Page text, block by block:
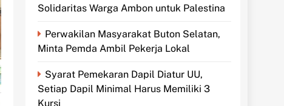
Solidaritas Warga Ambon untuk Palestina
Perwakilan Masyarakat Buton Selatan,
Minta Pemda Ambil Pekerja Lokal
Syarat Pemekaran Dapil Diatur UU,
Setiap Dapil Minimal Harus Memiliki 3
Kursi